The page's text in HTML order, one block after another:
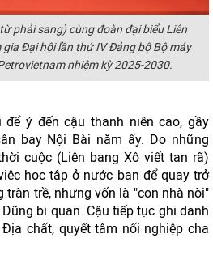
phải sang) cùng đoàn đại biểuLiên
Đại hội lần thứ IV Đảng bộ Bộ máy
nhiệm kỳ 2025-2030.
để ý đến cậu thanh niên cao, gầy
bay Nội Bài năm ấy. Do những
cuộc (Liên bang Xô viết tan rã)
học tập ở nước bạn để quay trở
tràn trề, nhưng vốn là "con nhà nòi"
bi quan. Cậu tiếp tục ghi danh
chất, quyết tâm nối nghiệp cha